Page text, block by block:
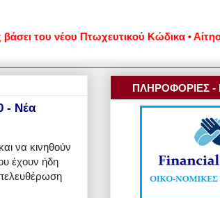
νέου Πτωχευτικού Κώδικα • Αίτηση
- Νέα
να κινηθούν
έχουν ήδη
ΠΛΗΡΟΦΟΡΙΕΣ -